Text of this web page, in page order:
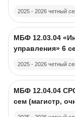
2025 - 2026 четный
Course image
Course name
МБФ 12.03.04
управления» 6
2025 - 2026 четный
Course image
Course name
МБФ 12.04.04
сем (магистр,